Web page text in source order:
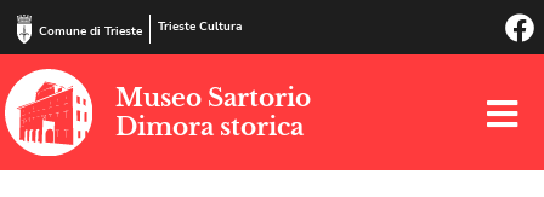
Comune di Trieste Trieste Cultura
Museo Sartorio
Dimora storica